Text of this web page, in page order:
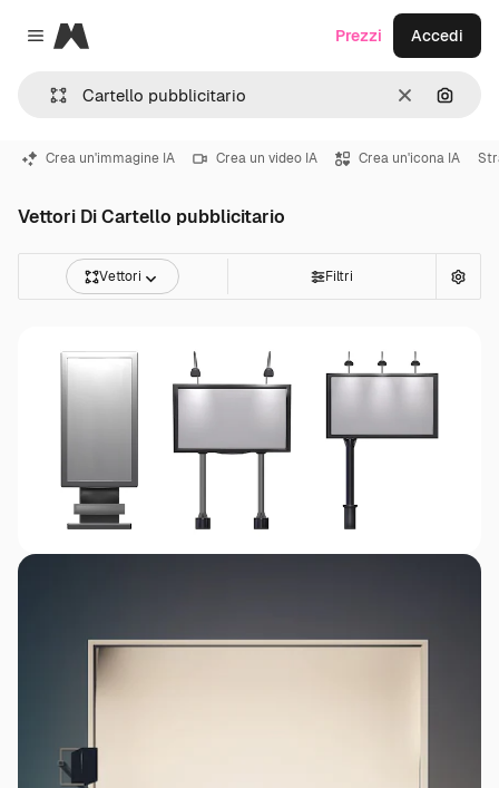
Close menu
Magnific
CancellaCerca
Prezzi Accedi
Crea un'immagine IA Crea un video IA Crea un'icona IA
Vettori Di Cartello pubblicitario
Vettori Filtri